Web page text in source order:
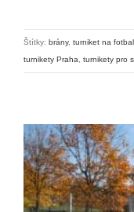
Štítky: brány, turniket na
turnikety Praha
turnikety pro